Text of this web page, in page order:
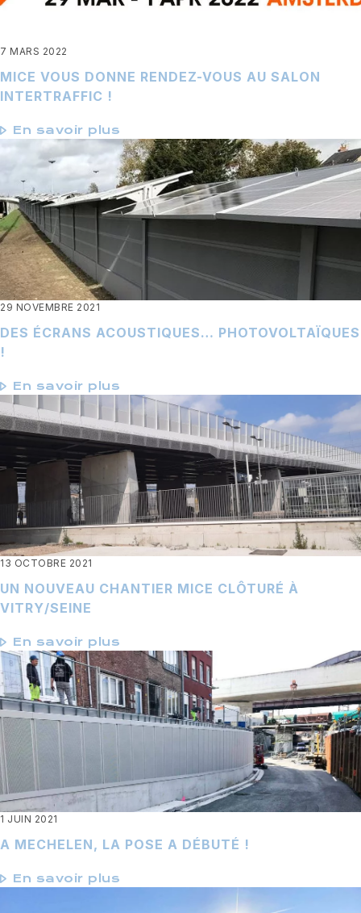
7 MARS 2022
MICE VOUS DONNE RENDEZ-VOUS AU SALON
INTERTRAFFIC !
En savoir plus
29 NOVEMBRE 2021
DES ÉCRANS ACOUSTIQUES… PHOTOVOLTAÏQUES
!
En savoir plus
13 OCTOBRE 2021
UN NOUVEAU CHANTIER MICE CLÔTURÉ À
VITRY/SEINE
En savoir plus
1 JUIN 2021
A MECHELEN, LA POSE A DÉBUTÉ !
En savoir plus